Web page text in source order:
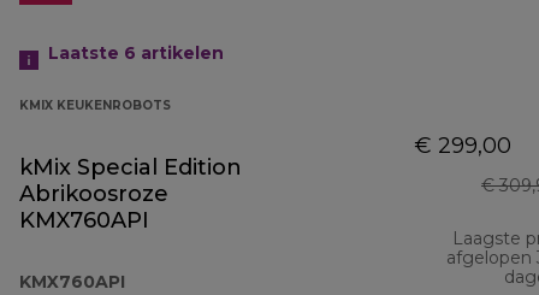
Laatste 6 artikelen
KMIX KEUKENROBOTS
kMix Special Edition
Abrikoosroze
KMX760API
KMX760API
€ 299,00
€
Laagste
afgelopen